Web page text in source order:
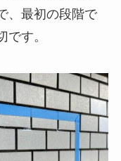
、最初の段階で
す。